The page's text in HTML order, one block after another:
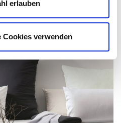
erlauben
Cookies verwenden